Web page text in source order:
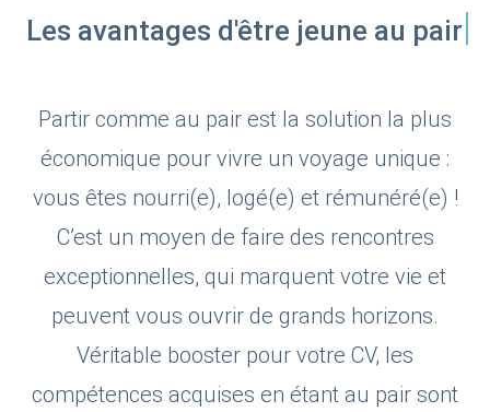
Les avantages d'être jeune au pair
Partir comme au pair est la solution la plus
économique pour vivre un voyage unique :
vous êtes nourri(e), logé(e) et rémunéré(e) !
C’est un moyen de faire des rencontres
exceptionnelles, qui marquent votre vie et
peuvent vous ouvrir de grands horizons.
Véritable booster pour votre CV, les
compétences acquises en étant au pair sont